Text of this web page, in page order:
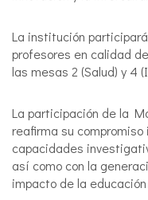
La institución
profesores en calidad
las mesas 2 (Salud) y 4
La participación de la
reafirma su
capacidades
así como con la
impacto de la